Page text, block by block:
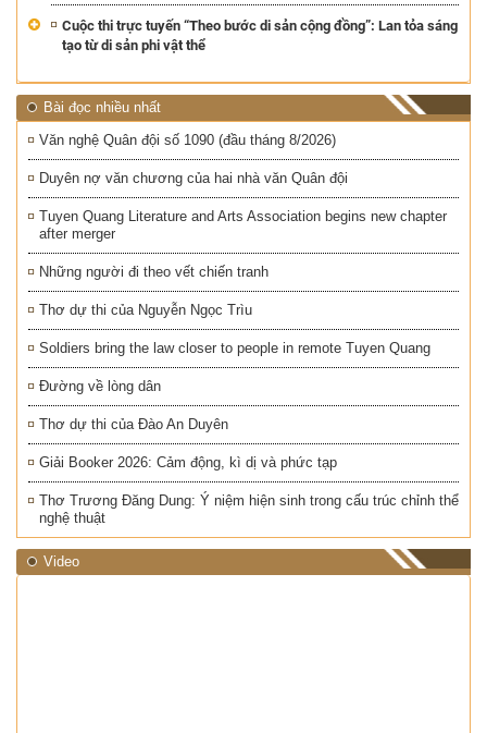
Cuộc thi trực tuyến “Theo bước di sản cộng đồng”: Lan tỏa sáng
tạo từ di sản phi vật thể
Bài đọc nhiều nhất
Văn nghệ Quân đội số 1090 (đầu tháng 8/2026)
Duyên nợ văn chương của hai nhà văn Quân đội
Tuyen Quang Literature and Arts Association begins new chapter
after merger
Những người đi theo vết chiến tranh
Thơ dự thi của Nguyễn Ngọc Trìu
Soldiers bring the law closer to people in remote Tuyen Quang
Đường về lòng dân
Thơ dự thi của Đào An Duyên
Giải Booker 2026: Cảm động, kì dị và phức tạp
Thơ Trương Đăng Dung: Ý niệm hiện sinh trong cấu trúc chỉnh thể
nghệ thuật
Video